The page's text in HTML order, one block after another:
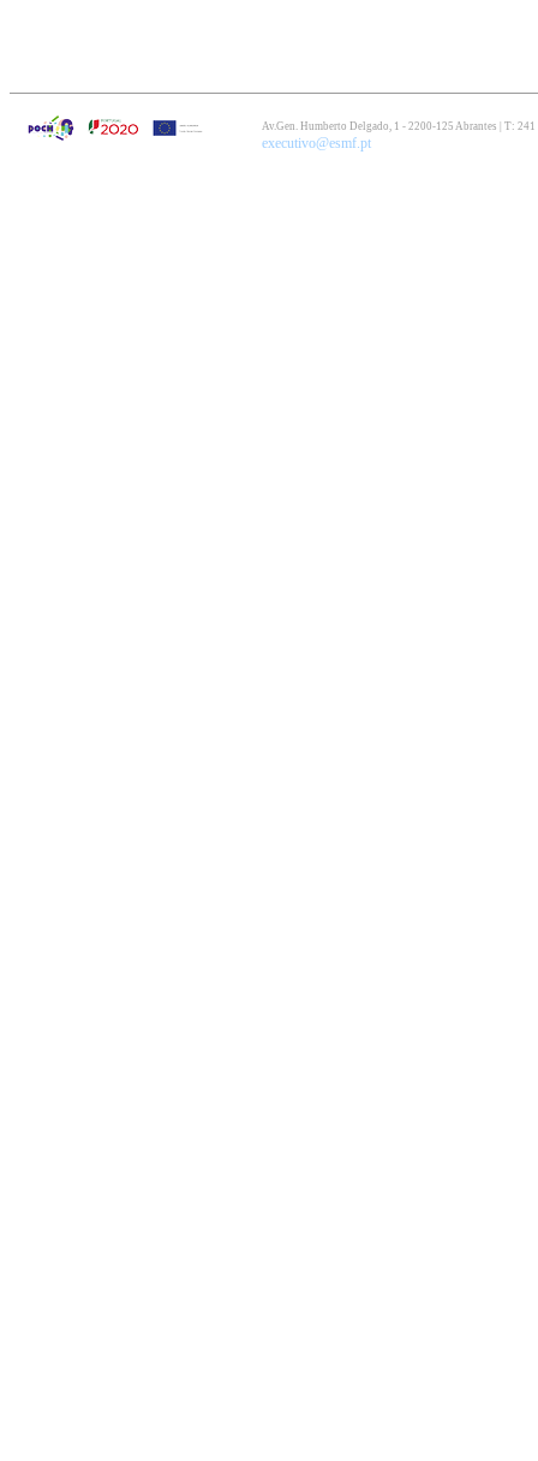
Av.Gen. Humberto Delgado, 1 - 2200-125 Abrantes | T:
executivo@esmf.pt